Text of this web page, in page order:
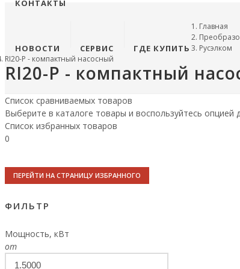
КОНТАКТЫ
НОВОСТИ СЕРВИС ГДЕ КУПИТЬ
Главная
Русэлком
RI20-P - компактный насосный
RI20-P - компактный
Список сравниваемых товаров
Выберите в каталоге товары и воспользуйтесь опцией
Список избранных товаров
0
ПЕРЕЙТИ НА СТРАНИЦУ ИЗБРАННОГО
ФИЛЬТР
Мощность, кВт
от